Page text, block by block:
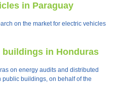
in Paraguay
on the market for electric vehicles
in Honduras
on energy audits and distributed
buildings, on behalf of the